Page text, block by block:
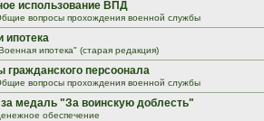
использование ВПД
вопросы прохождения военной службы
ипотека
ипотека" (старая редакция)
гражданского персоонала
вопросы прохождения военной службы
медаль "За воинскую доблесть"
обеспечение